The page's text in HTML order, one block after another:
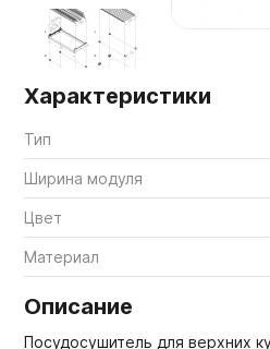
Характеристики
Тип
Ширина модуля
Цвет
Материал
Описание
Посудосушитель для верхних